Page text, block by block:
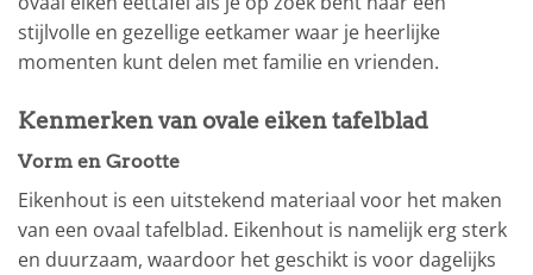
stijlvolle en gezellige eetkamer waar je heerlijke
momenten kunt delen met familie en vrienden.
Kenmerken van ovale eiken tafelblad
Vorm en Grootte
Eikenhout is een uitstekend materiaal voor het maken
van een ovaal tafelblad. Eikenhout is namelijk erg sterk
en duurzaam, waardoor het geschikt is voor dagelijks